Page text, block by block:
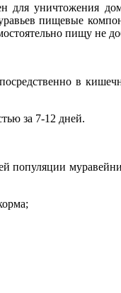
для уничтожения
пищевые
пищу не
в
за 7-12 дней.